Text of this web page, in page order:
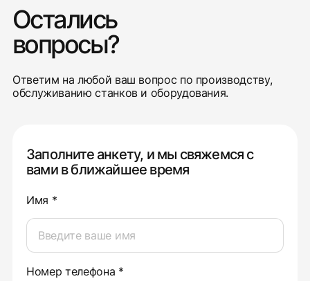
Остались
вопросы?
Ответим на любой ваш вопрос по производству,
обслуживанию станков и оборудования.
Заполните анкету, и мы свяжемся с
вами в ближайшее время
Имя *
Номер телефона *